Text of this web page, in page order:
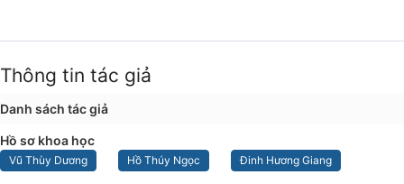
Thông tin tác giả
Danh sách tác giả
Hồ sơ khoa học
Vũ Thùy Dương Hồ Thúy Ngọc Đinh Hương Giang